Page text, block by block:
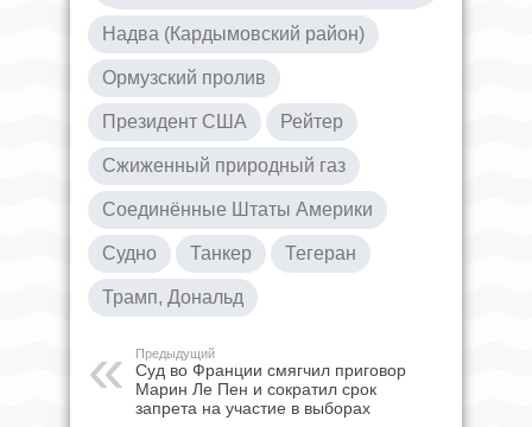
Надва (Кардымовский район)
Ормузский пролив
Президент США Рейтер
Сжиженный природный газ
Соединённые Штаты Америки
Судно Танкер Тегеран
Трамп, Дональд
Предыдущий
Суд во Франции смягчил приговор
Марин Ле Пен и сократил срок
запрета на участие в выборах